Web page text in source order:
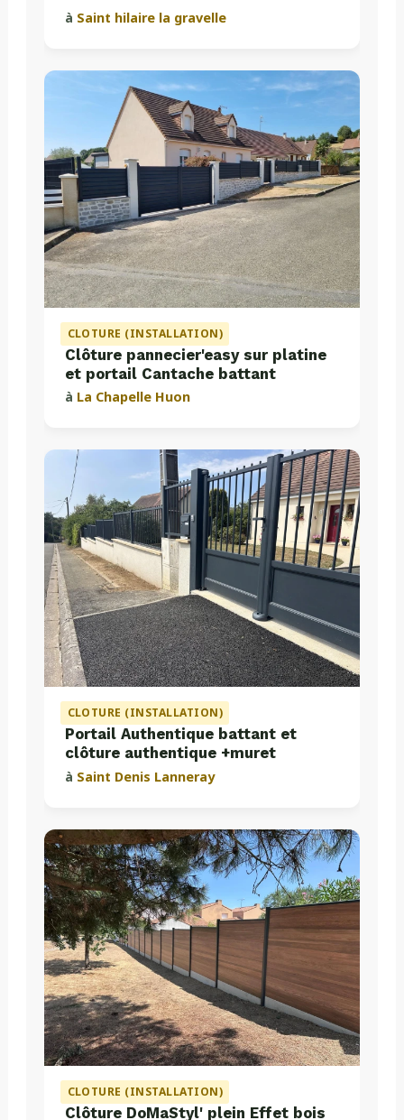
à Saint hilaire la gravelle
CLOTURE (INSTALLATION)
Clôture pannecier'easy sur platine
et portail Cantache battant
à La Chapelle Huon
CLOTURE (INSTALLATION)
Portail Authentique battant et
clôture authentique +muret
à Saint Denis Lanneray
CLOTURE (INSTALLATION)
Clôture DoMaStyl' plein Effet bois